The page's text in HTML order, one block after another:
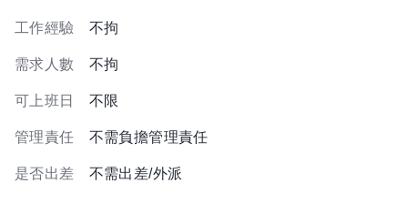
工作經驗 不拘
需求人數 不拘
可上班日 不限
管理責任 不需負擔管理責任
是否出差 不需出差/外派